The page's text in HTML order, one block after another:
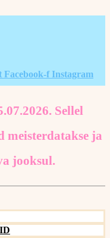
Facebook-f Instagram
Sellel
meisterdatakse ja
jooksul.